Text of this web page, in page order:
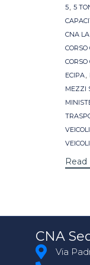
Tags
5, 5
CNA
CORSO
ECIPA,
MEZZI
Read
CNA
Via